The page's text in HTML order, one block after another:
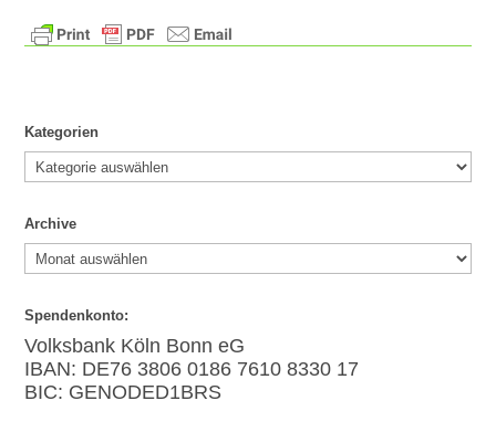
Kategorien
Kategorien
Archive
Archive
Spendenkonto:
Volksbank Köln Bonn eG
IBAN: DE76 3806 0186 7610 8330 17
BIC: GENODED1BRS